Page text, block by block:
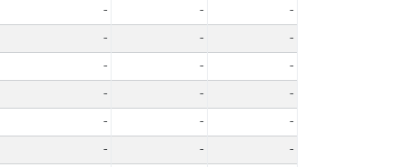
- -
-
- -
-
- -
-
- -
-
- -
-
- -
-